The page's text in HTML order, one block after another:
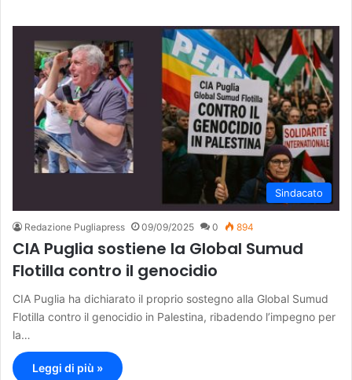
Sindacato
Redazione Pugliapress 09/09/2025 0 894
CIA Puglia sostiene la Global Sumud
Flotilla contro il genocidio
CIA Puglia ha dichiarato il proprio sostegno alla Global Sumud
Flotilla contro il genocidio in Palestina, ribadendo l’impegno per
la…
Leggi di più »